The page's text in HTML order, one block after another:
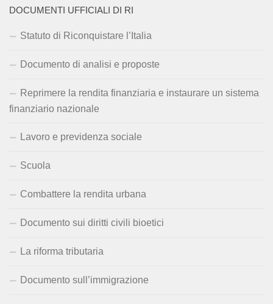
DOCUMENTI UFFICIALI DI RI
Statuto di Riconquistare l’Italia
Documento di analisi e proposte
Reprimere la rendita finanziaria e instaurare un sistema
finanziario nazionale
Lavoro e previdenza sociale
Scuola
Combattere la rendita urbana
Documento sui diritti civili bioetici
La riforma tributaria
Documento sull’immigrazione